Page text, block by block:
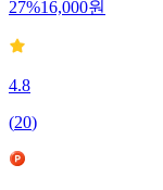
27%16,000원
4.8
(20)